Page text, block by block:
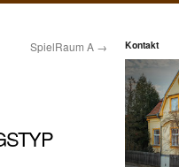
SpielRaum A → Kontakt